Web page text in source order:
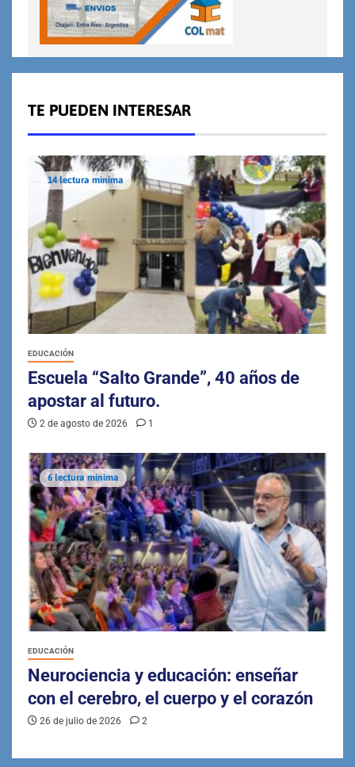
TE PUEDEN INTERESAR
14 lectura mínima
EDUCACIÓN
Escuela “Salto Grande”, 40 años de
apostar al futuro.
2 de agosto de 2026 1
6 lectura mínima
EDUCACIÓN
Neurociencia y educación: enseñar
con el cerebro, el cuerpo y el corazón
26 de julio de 2026 2